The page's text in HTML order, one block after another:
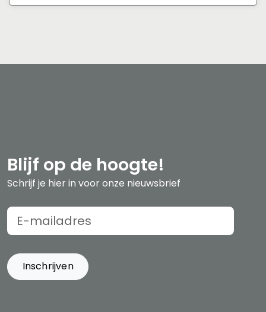
Blijf op de hoogte!
Schrijf je hier in voor onze nieuwsbrief
Inschrijven